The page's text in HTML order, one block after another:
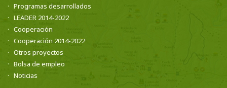
Programas desarrollados
LEADER 2014-2022
Cooperación
Cooperación 2014-2022
Otros proyectos
Bolsa de empleo
Noticias